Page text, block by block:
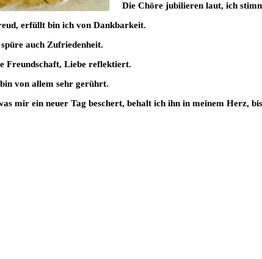
Die Chöre jubilieren laut, ich
erfüllt bin ich von Dankbarkeit.
auch Zufriedenheit.
Freundschaft, Liebe reflektiert.
von allem sehr gerührt.
mir ein neuer Tag beschert, behalt ich ihn in meinem Herz,